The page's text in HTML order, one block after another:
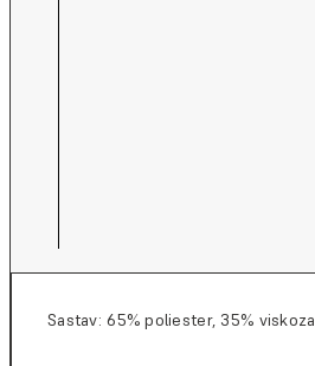
Sastav: 65% poliester, 35% viskoza